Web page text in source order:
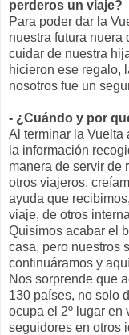
perderos un viaje?
Para poder dar la
nuestra futura nuera
cuidar de nuestra
hicieron ese regalo,
nosotros fue un
- ¿Cuándo y por
Al terminar la Vuelta
la información
manera de servir de
otros viajeros,
ayuda que
viaje, de otros
Quisimos acabar el
casa, pero nuestros
continuáramos y
Nos sorprende que
130 países, no solo
ocupa el 2º lugar en
seguidores en otros